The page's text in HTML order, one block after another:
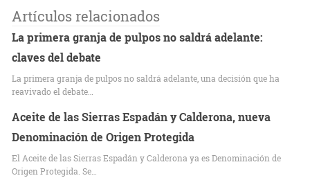
Artículos relacionados
La primera granja de pulpos no saldrá adelante:
claves del debate
La primera granja de pulpos no saldrá adelante, una decisión que ha
reavivado el debate…
Aceite de las Sierras Espadán y Calderona, nueva
Denominación de Origen Protegida
El Aceite de las Sierras Espadán y Calderona ya es Denominación de
Origen Protegida. Se…